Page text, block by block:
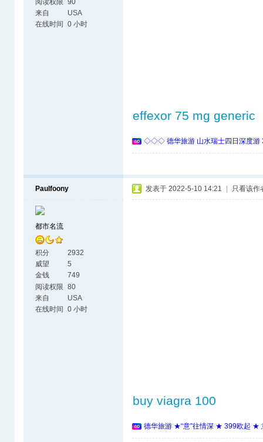
来自
USA
在线时间
0 小时
effexor 75 mg generic
◇◇◇ 德华旅游 山水瑞士四日深度
Paulfoony
都市名流
积分
2932
威望
5
金钱
749
阅读权限 80
来自
USA
在线时间
0 小时
发表于 2022-5-10 14:21 只看该作
buy viagra 100
德华旅游 ★“意”往情深 ★ 399欧起 ★